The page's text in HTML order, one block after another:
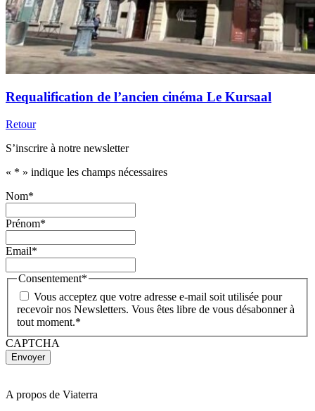
Requalification de l’ancien cinéma Le Kursaal
Retour
S’inscrire à notre newsletter
« * » indique les champs nécessaires
Nom*
Prénom*
Email*
Consentement*
Vous acceptez que votre adresse e-mail soit utilisée pour
recevoir nos Newsletters. Vous êtes libre de vous désabonner à
tout moment.*
CAPTCHA
A propos de Viaterra